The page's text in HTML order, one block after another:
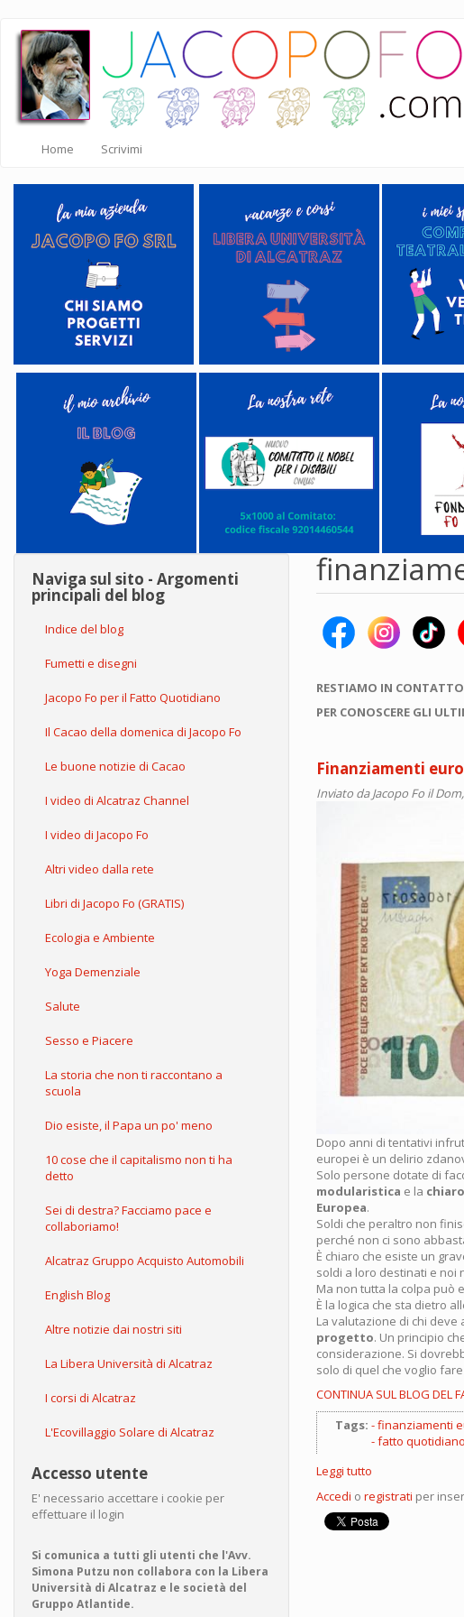
Salta
contenuto
principale
Home Scrivimi
Naviga sul sito - Argomenti
principali del blog
Indice del blog
Fumetti e disegni
Jacopo Fo per il Fatto Quotidiano
Il Cacao della domenica di Jacopo Fo
Le buone notizie di Cacao
I video di Alcatraz Channel
I video di Jacopo Fo
Altri video dalla rete
Libri di Jacopo Fo (GRATIS)
Ecologia e Ambiente
Yoga Demenziale
Salute
Sesso e Piacere
La storia che non ti raccontano a
scuola
Dio esiste, il Papa un po' meno
10 cose che il capitalismo non ti ha
detto
Sei di destra? Facciamo pace e
collaboriamo!
Alcatraz Gruppo Acquisto Automobili
English Blog
Altre notizie dai nostri siti
La Libera Università di Alcatraz
I corsi di Alcatraz
L'Ecovillaggio Solare di Alcatraz
Accesso utente
E' necessario accettare i cookie per
effettuare il login
Si comunica a tutti gli utenti che l'Avv.
Simona Putzu non collabora con la Libera
Università di Alcatraz e le società del
Gruppo Atlantide.
RESTIAMO IN
PER CONOSCERE GLI
Finanziamenti
Inviato daJacopo Fo il
Dopo anni di tentativi
europei è un delirio
Solo persone dotate di
modularistica e la
Europea.
Soldi che peraltro non
perché non ci sono
È chiaro che esiste un
soldi a loro destinati e noi
Ma non tutta la colpa può
È la logica che sta dietro
La valutazione di chi
progetto. Un principio
considerazione. Si
solo di quel che voglio
CONTINUA SUL BLOG DEL
Tags:
finanziamenti
fatto quotidiano
Leggi tutto
europei:
la
supercazzola
Accedi o registrati per